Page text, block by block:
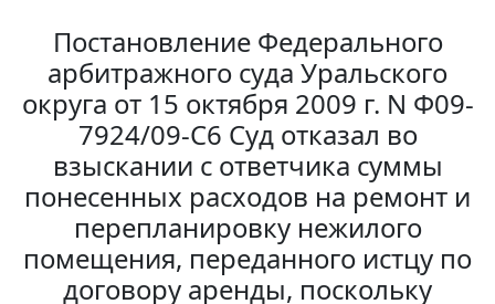
Постановление Федерального
арбитражного суда Уральского
округа от 15 октября 2009 г. N Ф09-
7924/09-С6 Суд отказал во
взыскании с ответчика суммы
понесенных расходов на ремонт и
перепланировку нежилого
помещения, переданного истцу по
договору аренды, поскольку